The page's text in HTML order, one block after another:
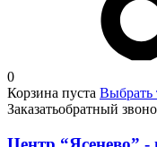
0
Корзина пуста Выбрать
Заказатьобратный